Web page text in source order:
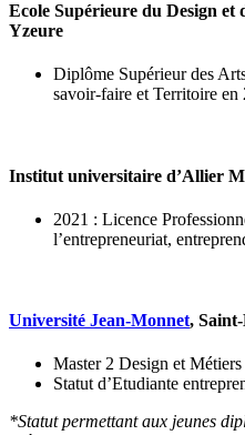
Ecole Supérieure du Design et
Yzeure
Diplôme Supérieur des
savoir-faire et Territoire en
Institut universitaire d’Allier
2021 : Licence
l’entrepreneuriat,
Université Jean-Monnet,
Master 2 Design et
Statut d’Etudiante
*Statut permettant aux jeunes